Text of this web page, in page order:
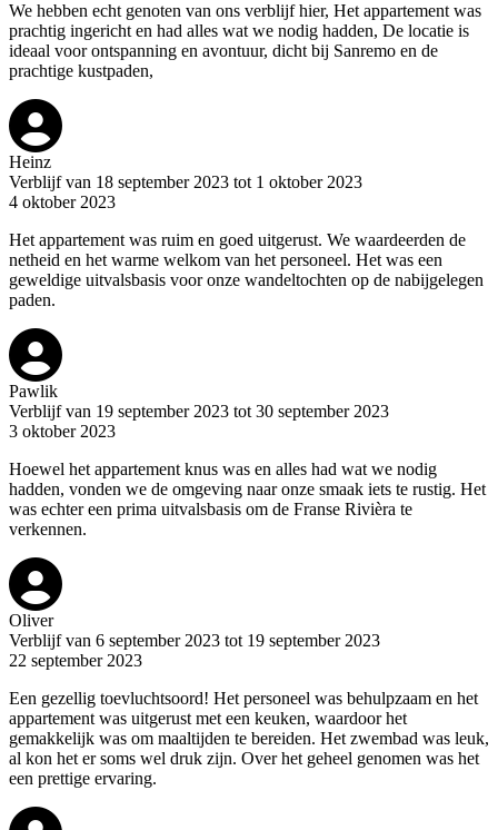
We hebben echt genoten van ons verblijf hier, Het appartement was
prachtig ingericht en had alles wat we nodig hadden, De locatie is
ideaal voor ontspanning en avontuur, dicht bij Sanremo en de
prachtige kustpaden,
Heinz
Verblijf van 18 september 2023 tot 1 oktober 2023
4 oktober 2023
Het appartement was ruim en goed uitgerust. We waardeerden de
netheid en het warme welkom van het personeel. Het was een
geweldige uitvalsbasis voor onze wandeltochten op de nabijgelegen
paden.
Pawlik
Verblijf van 19 september 2023 tot 30 september 2023
3 oktober 2023
Hoewel het appartement knus was en alles had wat we nodig
hadden, vonden we de omgeving naar onze smaak iets te rustig. Het
was echter een prima uitvalsbasis om de Franse Rivièra te
verkennen.
Oliver
Verblijf van 6 september 2023 tot 19 september 2023
22 september 2023
Een gezellig toevluchtsoord! Het personeel was behulpzaam en het
appartement was uitgerust met een keuken, waardoor het
gemakkelijk was om maaltijden te bereiden. Het zwembad was leuk,
al kon het er soms wel druk zijn. Over het geheel genomen was het
een prettige ervaring.